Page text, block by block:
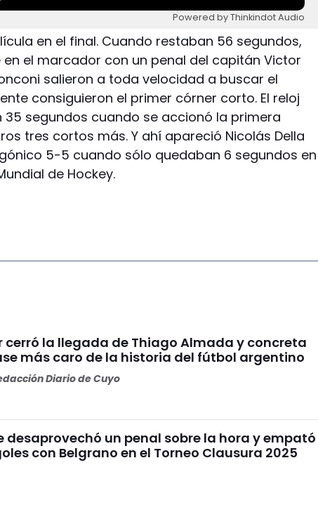
Powered by Thinkindot Audio
en el final. Cuando restaban 56 segundos,
el marcador con un penal del capitán Victor
salieron a toda velocidad a buscar el
consiguieron el primer córner corto. El reloj
segundos cuando se accionó la primera
tres cortos más. Y ahí apareció Nicolás Della
5-5 cuando sólo quedaban 6 segundos en
de Hockey.
cerró la llegada de Thiago Almada y concreta
más caro de la historia del fútbol argentino
Diario de Cuyo
desaprovechó un penal sobre la hora y empató
con Belgrano en el Torneo Clausura 2025